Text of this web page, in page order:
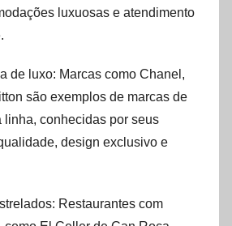
luxuosas e atendimento
de luxo: Marcas como Chanel,
são exemplos de marcas de
linha, conhecidas por seus
design exclusivo e
Restaurantes com